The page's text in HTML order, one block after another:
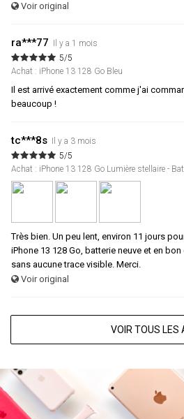
Voir original
ra***77
Il y a 1 mois
5/5
Achat : iPhone 13 128 Go Bleu
Il est arrivé exactement comme j'ai
beaucoup !
tc***8s
Il y a 3 mois
5/5
Achat : iPhone 13 128 Go Lumière stellaire -
Très bien. Un peu lent, environ 11 jours
iPhone 13 128 Go, batterie neuve et en
sans aucune trace visible. Merci.
Voir original
VOIR TOUS LES